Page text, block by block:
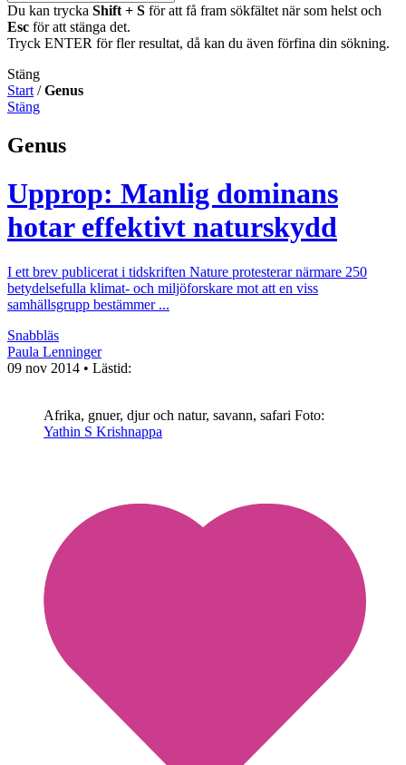
Du kan trycka Shift + S för att få fram sökfältet när som helst och
Esc för att stänga det.
Tryck ENTER för fler resultat, då kan du även förfina din sökning.
Stäng
Start /Genus
Stäng
Genus
Upprop: Manlig dominans
hotar effektivt naturskydd
I ett brev publicerat i tidskriften Nature protesterar närmare 250
betydelsefulla klimat- och miljöforskare mot att en viss
samhällsgrupp bestämmer ...
Snabbläs
Paula Lenninger
09 nov 2014 • Lästid:
Afrika, gnuer, djur och natur, savann, safari Foto:
Yathin S Krishnappa